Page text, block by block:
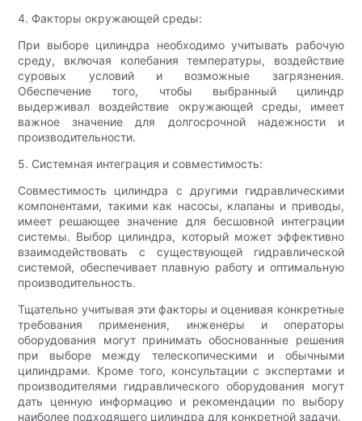
4. Факторы окружающей среды:
При выборе цилиндра необходимо учитывать рабочую
среду, включая колебания температуры, воздействие
суровых условий и возможные загрязнения.
Обеспечение того, чтобы выбранный цилиндр
выдерживал воздействие окружающей среды, имеет
важное значение для долгосрочной надежности и
производительности.
5. Системная интеграция и совместимость:
Совместимость цилиндра с другими гидравлическими
компонентами, такими как насосы, клапаны и приводы,
имеет решающее значение для бесшовной интеграции
системы. Выбор цилиндра, который может эффективно
взаимодействовать с существующей гидравлической
системой, обеспечивает плавную работу и оптимальную
производительность.
Тщательно учитывая эти факторы и оценивая конкретные
требования применения, инженеры и операторы
оборудования могут принимать обоснованные решения
при выборе между телескопическими и обычными
цилиндрами. Кроме того, консультации с экспертами и
производителями гидравлического оборудования могут
дать ценную информацию и рекомендации по выбору
наиболее подходящего цилиндра для конкретной задачи.